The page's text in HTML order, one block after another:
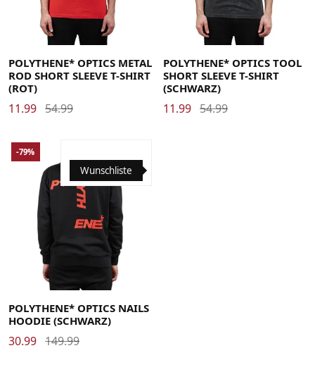
POLYTHENE* OPTICS METAL
ROD SHORT SLEEVE T-SHIRT
(ROT)
11.99 54.99
POLYTHENE* OPTICS TOOL
SHORT SLEEVE T-SHIRT
(SCHWARZ)
11.99 54.99
Wunschliste
-79%
POLYTHENE* OPTICS NAILS
HOODIE (SCHWARZ)
30.99 149.99